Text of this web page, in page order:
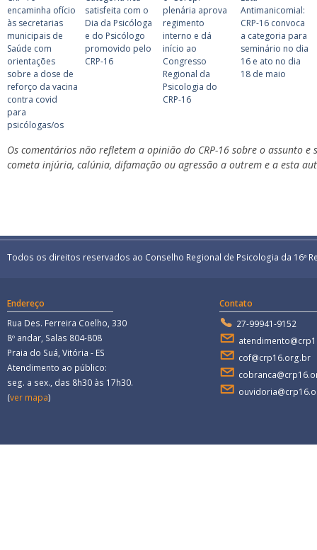
encaminha ofício
às secretarias
municipais de
Saúde com
orientações
sobre a dose de
reforço da vacina
contra covid
para
psicólogas/os
satisfeita com o
Dia da Psicóloga
e do Psicólogo
promovido pelo
CRP-16
plenária aprova
regimento
interno e dá
início ao
Congresso
Regional da
Psicologia do
CRP-16
Antimanicomial:
CRP-16 convoca
a categoria para
seminário no dia
16 e ato no dia
18 de maio
Os comentários não refletem a opinião do CRP-16 sobre o assunto
cometa injúria, calúnia, difamação ou agressão a outrem e a esta
Todos os direitos reservados ao Conselho Regional de Psicologia da 16ª
Endereço
Rua Des. Ferreira Coelho, 330
8º andar, Salas 804-808
Praia do Suá, Vitória - ES
Atendimento ao público:
seg. a sex., das 8h30 às 17h30.
(ver mapa)
Contato
27-99941-9152
cof@crp16.org.br